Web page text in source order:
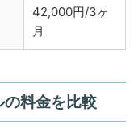
42,000円/3ヶ
月
料金を比較